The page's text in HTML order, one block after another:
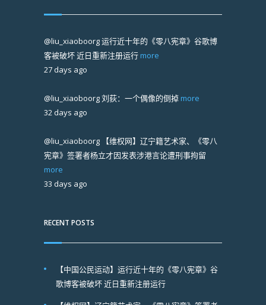
@liu_xiaoboorg运行近十年的《零八宪章》谷歌博
客被破坏 近日重新注册运行 more
27 days ago
@liu_xiaoboorg刘荻：一个偶像的倒掉 more
32 days ago
@liu_xiaoboorg 【维权网】辽宁籍艺术家、《零八
宪章》签署者杨立才因发表涉港言论遭刑事拘留
more
33 days ago
RECENT POSTS
【中国公民运动】运行近十年的《零八宪章》谷
歌博客被破坏 近日重新注册运行